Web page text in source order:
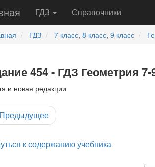
ГДЗ Справочники
ГДЗ 7 класс, 8 класс, 9 класс
454 - ГДЗ Геометрия
и новая редакции
Предыдущее
к содержанию учебника